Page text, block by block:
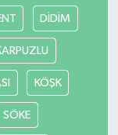
DİDİM
KÖŞK
SÖKE